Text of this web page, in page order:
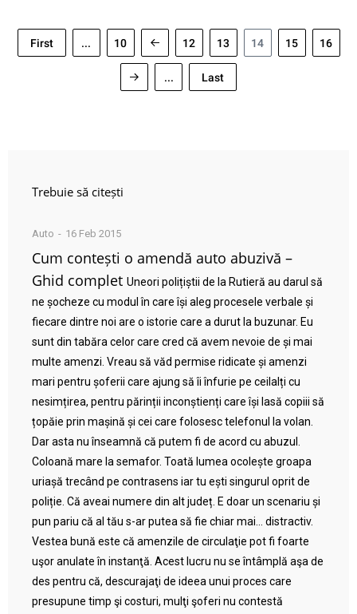
First ... 10 12 13 14 15 16
... Last
Trebuie să citești
Auto 16 Feb 2015
Cum contești o amendă auto abuzivă –
Ghid complet Uneori polițiștii de la Rutieră au darul să
ne șocheze cu modul în care își aleg procesele verbale și
fiecare dintre noi are o istorie care a durut la buzunar. Eu
sunt din tabăra celor care cred că avem nevoie de și mai
multe amenzi. Vreau să văd permise ridicate și amenzi
mari pentru șoferii care ajung să îi înfurie pe ceilalți cu
nesimțirea, pentru părinții inconștienți care își lasă copiii să
țopăie prin mașină și cei care folosesc telefonul la volan.
Dar asta nu înseamnă că putem fi de acord cu abuzul.
Coloană mare la semafor. Toată lumea ocolește groapa
uriașă trecând pe contrasens iar tu ești singurul oprit de
poliție. Că aveai numere din alt județ. E doar un scenariu și
pun pariu că al tău s-ar putea să fie chiar mai… distractiv.
Vestea bună este că amenzile de circulaţie pot fi foarte
uşor anulate în instanţă. Acest lucru nu se întâmplă aşa de
des pentru că, descurajaţi de ideea unui proces care
presupune timp şi costuri, mulţi şoferi nu contestă